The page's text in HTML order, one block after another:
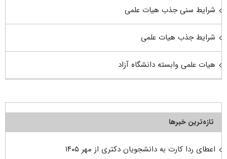
شرایط سنی جذب هیات علمی
شرایط جذب هیات علمی
هیات علمی وابسته دانشگاه آزاد
تازه‌ترین خبرها
اعطای ردا کارت به دانشجویان دکتری از مهر ۱۴۰۵